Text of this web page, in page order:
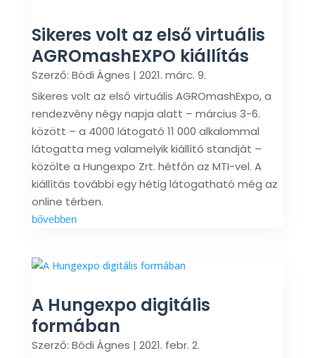
Sikeres volt az első virtuális
AGROmashEXPO kiállítás
Szerző: Bódi Ágnes | 2021. márc. 9.
Sikeres volt az első virtuális AGROmashExpo, a
rendezvény négy napja alatt – március 3-6.
között – a 4000 látogató 11 000 alkalommal
látogatta meg valamelyik kiállító standját –
közölte a Hungexpo Zrt. hétfőn az MTI-vel. A
kiállítás további egy hétig látogatható még az
online térben.
bővebben
A Hungexpo digitális
formában
Szerző: Bódi Ágnes | 2021. febr. 2.